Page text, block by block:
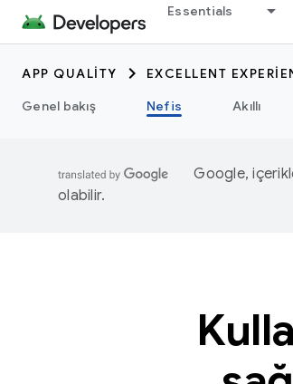
Essentials
APP QUALITY
EXCELLENT
Genel bakış
Nefis Akıllı
Google,
olabilir.